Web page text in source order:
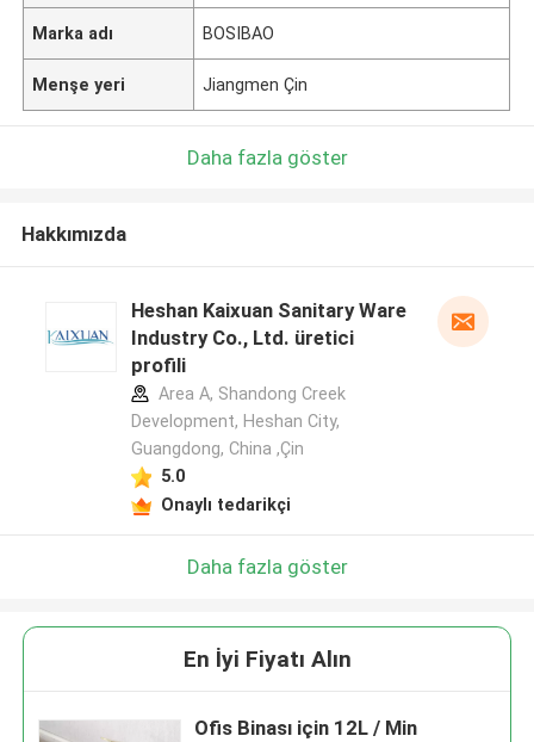
Marka adı BOSIBAO
Menşe yeri Jiangmen Çin
Daha fazla göster
Hakkımızda
Heshan Kaixuan Sanitary Ware
Industry Co., Ltd. üretici
profili
Area A, Shandong Creek
Development, Heshan City,
Guangdong, China ,Çin
5.0
Onaylı tedarikçi
Daha fazla göster
En İyi Fiyatı Alın
Ofis Binası için 12L / Min